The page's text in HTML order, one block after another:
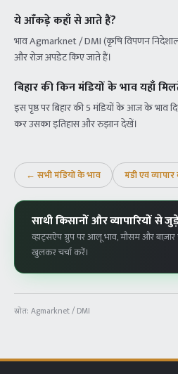
ये आँकड़े कहाँ से आते हैं?
भाव Agmarknet / DMI (कृषि विपणन
और रोज़ अपडेट किए जाते हैं।
बिहार की किन मंडियों के भाव यहाँ
इस पृष्ठ पर बिहार की 5 मंडियों के आज के भाव
कर उसका इतिहास और रुझान देखें।
← सभी मंडियों के भाव मंडी एवं
साथी किसानों और व्यापारियों से
व्हाट्सऐप ग्रुप पर आलू भाव, मौसम और बाज़ार
खुलकर चर्चा करें।
स्रोत: Agmarknet / DMI